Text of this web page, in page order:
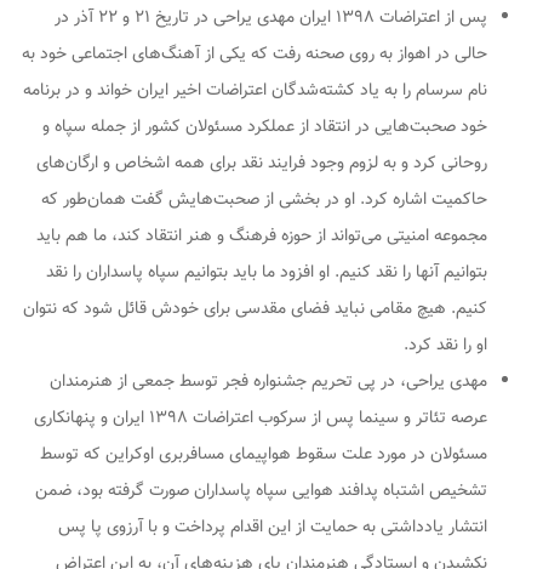
پس از اعتراضات ۱۳۹۸ ایران مهدی یراحی در تاریخ ۲۱ و ۲۲ آذر در
حالی در اهواز به روی صحنه رفت که یکی از آهنگ‌های اجتماعی خود به
نام سرسام را به یاد کشته‌شدگان اعتراضات اخیر ایران خواند و در برنامه
خود صحبت‌هایی در انتقاد از عملکرد مسئولان کشور از جمله سپاه و
روحانی کرد و به لزوم وجود فرایند نقد برای همه اشخاص و ارگان‌های
حاکمیت اشاره کرد. او در بخشی از صحبت‌هایش گفت همان‌طور که
مجموعه امنیتی می‌تواند از حوزه فرهنگ و هنر انتقاد کند، ما هم باید
بتوانیم آنها را نقد کنیم. او افزود ما باید بتوانیم سپاه پاسداران را نقد
کنیم. هیچ مقامی نباید فضای مقدسی برای خودش قائل شود که نتوان
او را نقد کرد.
مهدی یراحی، در پی تحریم جشنواره فجر توسط جمعی از هنرمندان
عرصه تئاتر و سینما پس از سرکوب اعتراضات ۱۳۹۸ ایران و پنهانکاری
مسئولان در مورد علت سقوط هواپیمای مسافربری اوکراین که توسط
تشخیص اشتباه پدافند هوایی سپاه پاسداران صورت گرفته بود، ضمن
انتشار یادداشتی به حمایت از این اقدام پرداخت و با آرزوی پا پس